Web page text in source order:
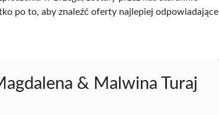
po to, aby znaleźć oferty najlepiej odpowiadające
& Malwina Turaj